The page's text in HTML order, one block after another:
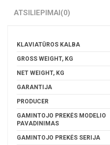
ATSILIEPIMAI(0)
KLAVIATŪROS KALBA
GROSS WEIGHT, KG
NET WEIGHT, KG
GARANTIJA
PRODUCER
GAMINTOJO PREKĖS MODELIO
PAVADINIMAS
GAMINTOJO PREKĖS SERIJA